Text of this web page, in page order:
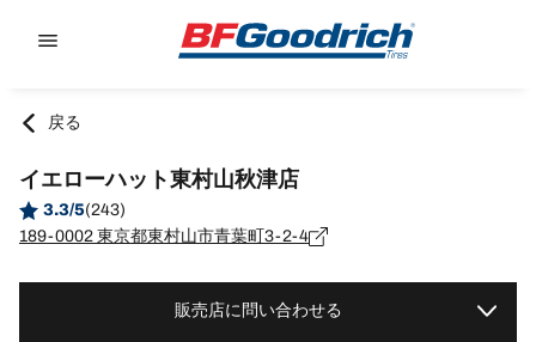
戻る
イエローハット東村山秋津店
3.3/5(243)
189-0002 東京都東村山市青葉町3-2-4
販売店に問い合わせる